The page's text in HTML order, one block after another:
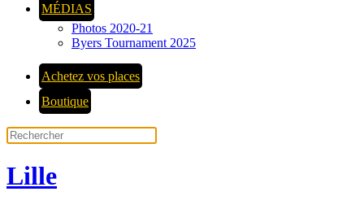
MÉDIAS
Photos 2020-21
Byers Tournament 2025
Achetez vos places
Boutique
Lille